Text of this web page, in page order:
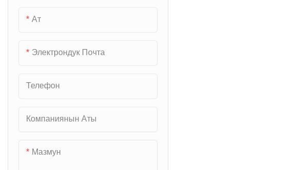
Ат
Электрондук Почта
Телефон
Компаниянын Аты
Мазмун